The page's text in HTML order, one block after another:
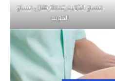
مساج الكويت خدمة منازل مساج
الكويت